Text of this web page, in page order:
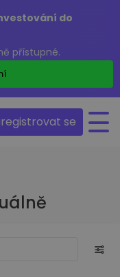
do
přístupné.
se